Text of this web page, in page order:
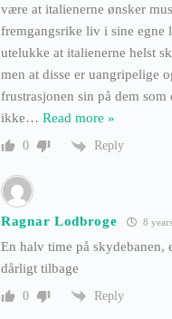
være at italienerne ønsker
fremgangsrike liv i sine egne
utelukke at italienerne helst
men at disse er uangripelige
frustrasjonen sin på dem
ikke… Read more »
0 Reply
Ragnar Lodbroge 8
En halv time på skydebanen,
dårligt tilbage
0 Reply